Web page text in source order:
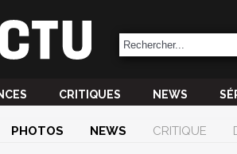
CRITIQUES NEWS
PHOTOS NEWS CRITIQUE